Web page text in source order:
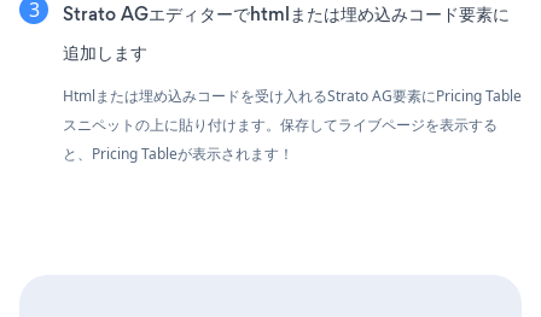
Strato AGエディターでhtmlまたは埋め込みコード要素に
追加します
Htmlまたは埋め込みコードを受け入れるStrato AG要素にPricing Table
スニペットの上に貼り付けます。保存してライブページを表示する
と、Pricing Tableが表示されます！